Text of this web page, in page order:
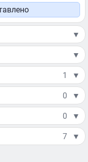
▼
▼
1 ▼
0 ▼
0 ▼
7 ▼